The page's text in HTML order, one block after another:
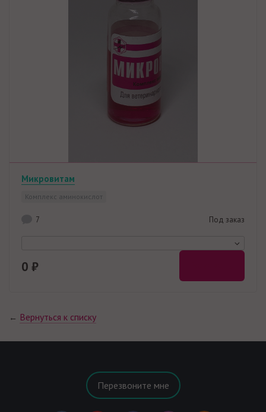
Микровитам
Комплекс аминокислот
7 Под заказ
0 ₽
← Вернуться к списку
Перезвоните мне